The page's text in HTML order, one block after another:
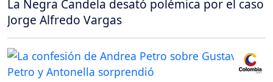
La Negra Candela desató polémica por el caso
Jorge Alfredo Vargas